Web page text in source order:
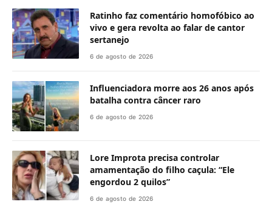
Ratinho faz comentário homofóbico ao
vivo e gera revolta ao falar de cantor
sertanejo
6 de agosto de 2026
Influenciadora morre aos 26 anos após
batalha contra câncer raro
6 de agosto de 2026
Lore Improta precisa controlar
amamentação do filho caçula: “Ele
engordou 2 quilos”
6 de agosto de 2026